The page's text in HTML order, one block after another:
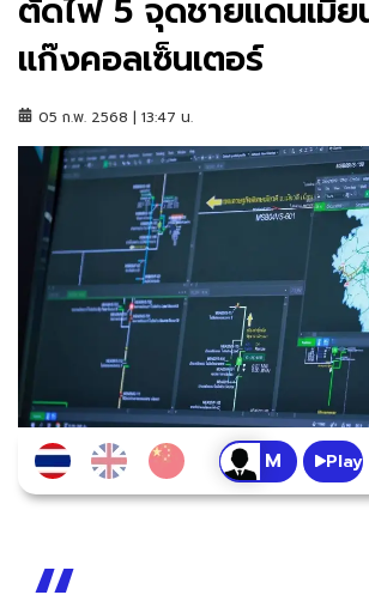
ตัดไฟ 5 จุดชายแดนเมี
แก๊งคอลเซ็นเตอร์
05 ก.พ. 2568 | 13:47 น.
Play